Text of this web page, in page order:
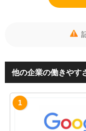
他の企業の働きやす